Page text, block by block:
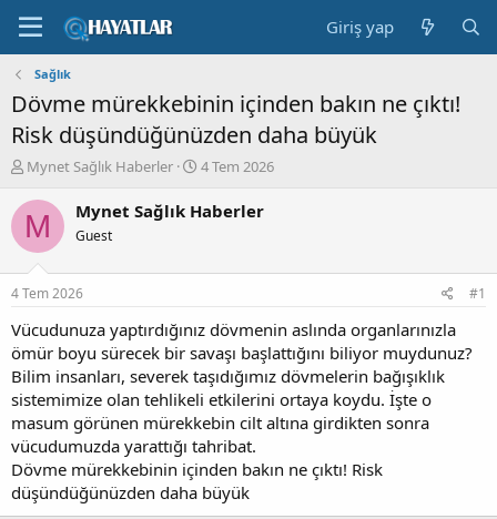
Giriş yap
Sağlık
Dövme mürekkebinin içinden bakın ne çıktı!
Risk düşündüğünüzden daha büyük
K
n
b
u
u
b
a
l
a
t
a
n
Mynet Sağlık Haberler
B
ş
ç
a
r
i
h
i
4 Tem 2026
M Mynet Sağlık Haberler
Guest
4 Tem 2026 #1
Vücudunuza yaptırdığınız dövmenin aslında organlarınızla
ömür boyu sürecek bir savaşı başlattığını biliyor muydunuz?
Bilim insanları, severek taşıdığımız dövmelerin bağışıklık
sistemimize olan tehlikeli etkilerini ortaya koydu. İşte o
masum görünen mürekkebin cilt altına girdikten sonra
vücudumuzda yarattığı tahribat.
Dövme mürekkebinin içinden bakın ne çıktı! Risk
düşündüğünüzden daha büyük